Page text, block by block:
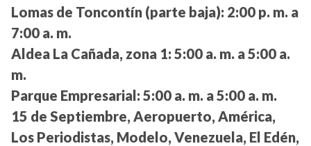
Lomas de Toncontín (parte baja): 2:00 p. m. a
7:00 a. m.
Aldea La Cañada, zona 1: 5:00 a. m. a 5:00 a.
m.
Parque Empresarial: 5:00 a. m. a 5:00 a. m.
15 de Septiembre, Aeropuerto, América,
Los Periodistas, Modelo, Venezuela, El Edén,